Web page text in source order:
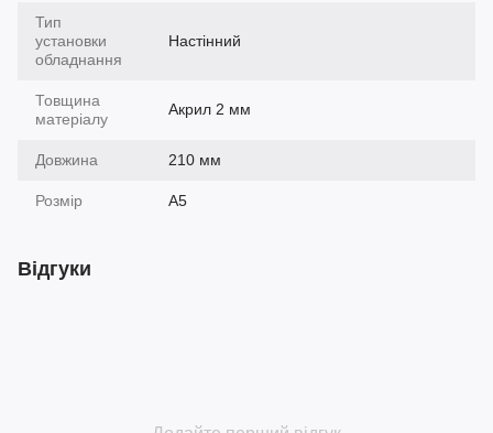
Тип
установки
обладнання
Настінний
Товщина
матеріалу
Акрил 2 мм
Довжина 210 мм
Розмір А5
Відгуки